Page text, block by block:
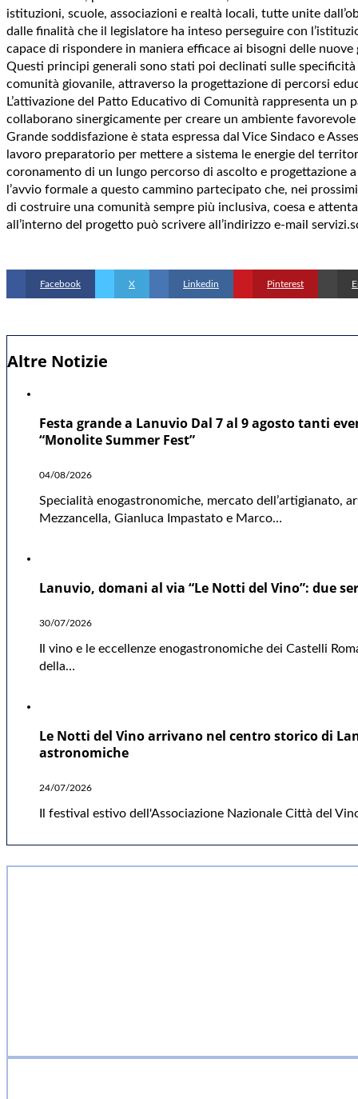
Altre Notizie
Festa grande a Lanuvio Dal 7 al 9 agosto tanti
“Monolite Summer Fest”
04/08/2026
Specialità enogastronomiche, mercato dell’artigianato,
Mezzancella, Gianluca Impastato e Marco…
Lanuvio, domani al via “Le Notti del Vino”: due
30/07/2026
Il vino e le eccellenze enogastronomiche dei Castelli
della…
Le Notti del Vino arrivano nel centro storico di
astronomiche
24/07/2026
Il festival estivo dell'Associazione Nazionale Città del
istituzioni, scuole, associazioni e realtà locali, tutte unite
dalle finalità che il legislatore ha inteso perseguire con
capace di rispondere in maniera efficace ai bisogni delle nuove
​Questi principi generali sono stati poi declinati sulle
comunità giovanile, attraverso la progettazione di percorsi
​L’attivazione del Patto Educativo di Comunità rappresenta
collaborano sinergicamente per creare un ambiente
​Grande soddisfazione è stata espressa dal Vice Sindaco e
lavoro preparatorio per mettere a sistema le energie del
coronamento di un lungo percorso di ascolto e progettazione
l’avvio formale a questo cammino partecipato che, nei
di costruire una comunità sempre più inclusiva, coesa e
all’interno del progetto può scrivere all’indirizzo e-mail
Facebook X Linkedin Pinterest